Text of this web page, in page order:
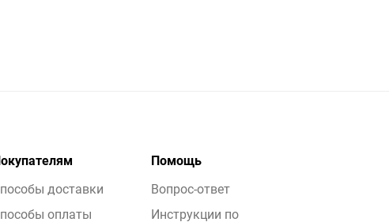
доставки
оплаты
Помощь
Вопрос-ответ
Инструкции по